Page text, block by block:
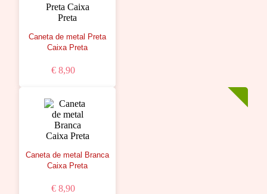
Caneta de metal Preta
Caixa Preta
€ 8,90
Caneta de metal Branca
Caixa Preta
€ 8,90